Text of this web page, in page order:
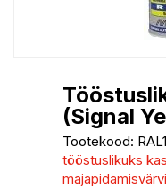
(Signal
Tootekood:
tööstuslikuks